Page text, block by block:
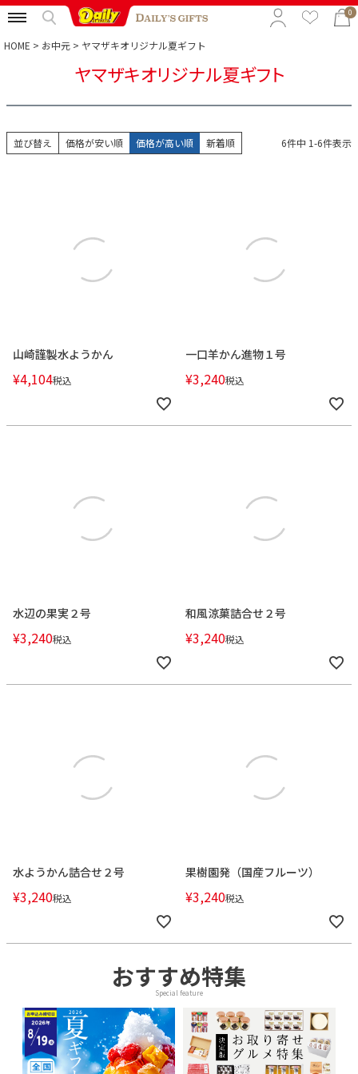
0
特集から選ぶ
カテゴリから選ぶ
HOME お中元 ヤマザキオリジナル夏ギフト
ヤマザキオリジナル夏ギフト
並び替え 価格が安い順 価格が高い順 新着順 6件中 1-6件表示
山崎謹製水ようかん
¥4,104税込
一口羊かん進物１号
¥3,240税込
水辺の果実２号
¥3,240税込
和風涼菓詰合せ２号
¥3,240税込
水ようかん詰合せ２号
¥3,240税込
果樹園発（国産フルーツ）
¥3,240税込
おすすめ特集
Special feature